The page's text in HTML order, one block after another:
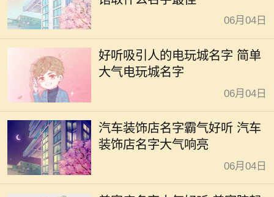
06月04日
好听吸引人的电玩城名字 简单
大气电玩城名字
06月04日
汽车装饰店名字霸气好听 汽车
装饰店名字大气响亮
06月04日